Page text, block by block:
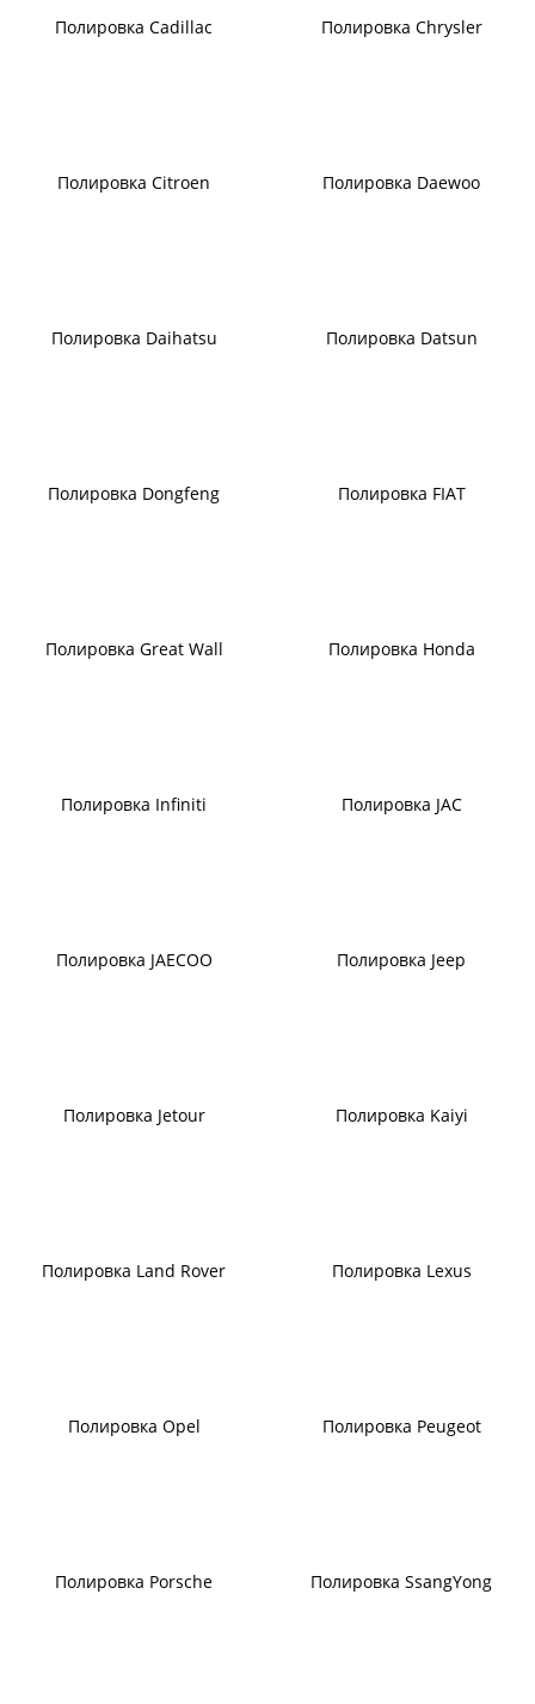
Полировка Cadillac Полировка Chrysler
Полировка Citroen Полировка Daewoo
Полировка Daihatsu Полировка Datsun
Полировка Dongfeng Полировка FIAT
Полировка Great Wall Полировка Honda
Полировка Infiniti Полировка JAC
Полировка JAECOO Полировка Jeep
Полировка Jetour Полировка Kaiyi
Полировка Land Rover Полировка Lexus
Полировка Opel Полировка Peugeot
Полировка Porsche Полировка SsangYong